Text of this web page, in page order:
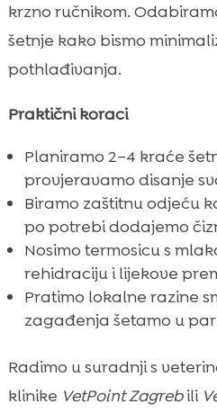
krzno ručnikom.
šetnje kako bismo
pothlađivanja.
Praktični koraci
Planiramo 2–4 kraće
provjeravamo disanje
Biramo zaštitnu odjeću
po potrebi dodajemo
Nosimo termosicu s
rehidraciju i lijekove
Pratimo lokalne razine
zagađenja šetamo u
Radimo u suradnji s
klinike VetPoint Zagrebili